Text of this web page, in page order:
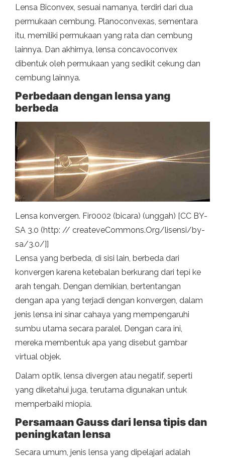
Lensa Biconvex, sesuai namanya, terdiri dari dua
permukaan cembung. Planoconvexas, sementara
itu, memiliki permukaan yang rata dan cembung
lainnya. Dan akhirnya, lensa concavoconvex
dibentuk oleh permukaan yang sedikit cekung dan
cembung lainnya.
Perbedaan dengan lensa yang
berbeda
Lensa konvergen. Fir0002 (bicara) (unggah) [CC BY-
SA 3.0 (http: // createveCommons.Org/lisensi/by-
sa/3.0/]]
Lensa yang berbeda, di sisi lain, berbeda dari
konvergen karena ketebalan berkurang dari tepi ke
arah tengah. Dengan demikian, bertentangan
dengan apa yang terjadi dengan konvergen, dalam
jenis lensa ini sinar cahaya yang mempengaruhi
sumbu utama secara paralel. Dengan cara ini,
mereka membentuk apa yang disebut gambar
virtual objek.
Dalam optik, lensa divergen atau negatif, seperti
yang diketahui juga, terutama digunakan untuk
memperbaiki miopia.
Persamaan Gauss dari lensa tipis dan
peningkatan lensa
Secara umum, jenis lensa yang dipelajari adalah